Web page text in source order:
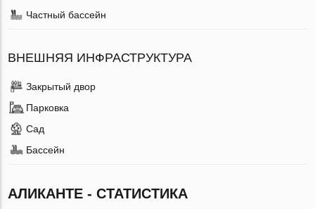
Частный бассейн
ВНЕШНЯЯ ИНФРАСТРУКТУРА
Закрытый двор
Парковка
Сад
Бассейн
АЛИКАНТЕ - СТАТИСТИКА